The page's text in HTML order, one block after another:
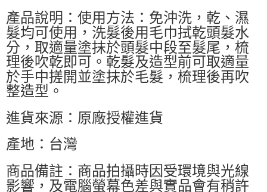
產品說明：使用方法：免沖洗，乾、濕
髮均可使用，洗髮後用毛巾拭乾頭髮水
分，取適量塗抹於頭髮中段至髮尾，梳
理後吹乾即可。乾髮及造型前可取適量
於手中搓開並塗抹於毛髮，梳理後再吹
整造型。
進貨來源：原廠授權進貨
產地：台灣
商品備註：商品拍攝時因受環境與光線
影響，及電腦螢幕色差與實品會有稍許